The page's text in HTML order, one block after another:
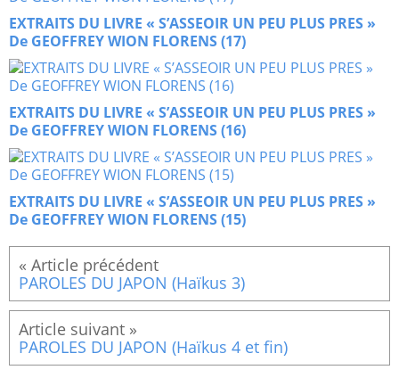
EXTRAITS DU LIVRE « S’ASSEOIR UN PEU PLUS PRES »
De GEOFFREY WION FLORENS (17)
EXTRAITS DU LIVRE « S’ASSEOIR UN PEU PLUS PRES »
De GEOFFREY WION FLORENS (16)
EXTRAITS DU LIVRE « S’ASSEOIR UN PEU PLUS PRES »
De GEOFFREY WION FLORENS (15)
PAROLES DU JAPON (Haïkus 3)
PAROLES DU JAPON (Haïkus 4 et fin)